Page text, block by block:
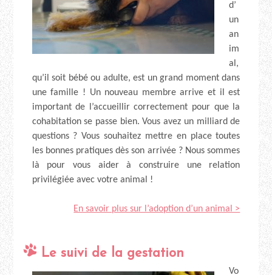
d’
un
an
im
al,
qu’il soit bébé ou adulte, est un grand moment dans
une famille ! Un nouveau membre arrive et il est
important de l’accueillir correctement pour que la
cohabitation se passe bien. Vous avez un milliard de
questions ? Vous souhaitez mettre en place toutes
les bonnes pratiques dès son arrivée ? Nous sommes
là pour vous aider à construire une relation
privilégiée avec votre animal !
En savoir plus sur l’adoption d’un animal >
Le suivi de la gestation
Vo